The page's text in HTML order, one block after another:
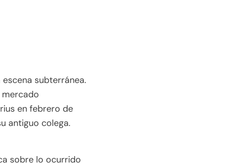
subterránea.
mercado
en febrero de
antiguo colega.
sobre lo ocurrido